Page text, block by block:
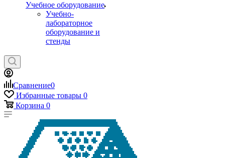
Учебное оборудование
Учебно-
лабораторное
оборудование и
стенды
Сравнение0
Избранные товары 0
Корзина 0